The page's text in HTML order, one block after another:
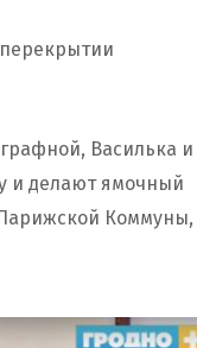
Василька и
и делают ямочный
Коммуны,